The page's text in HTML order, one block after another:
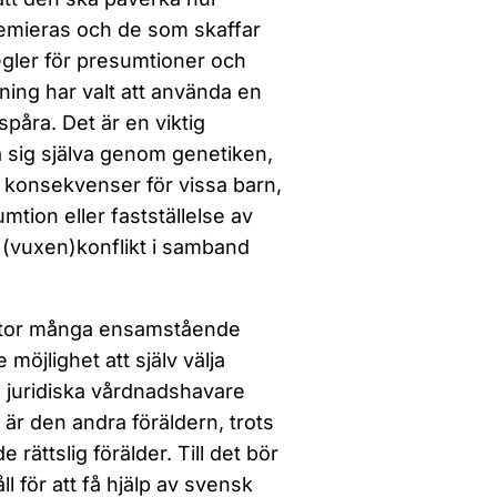
och de som skaffar
för presumtioner och
har valt att använda en
Det är en viktig
själva genom genetiken,
för vissa barn,
eller fastställelse av
i samband
många ensamstående
möjlighet att själv välja
vårdnadshavare
den andra föräldern, trots
rättslig förälder. Till det bör
för att få hjälp av svensk